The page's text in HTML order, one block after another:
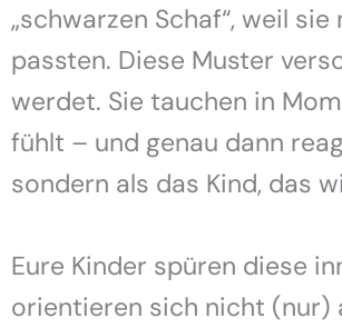
„schwarzen Schaf“, weil
passten. Diese Muster
werdet. Sie tauchen in
fühlt – und genau dann
sondern als das Kind, das
Eure Kinder spüren diese
orientieren sich nicht (nur)